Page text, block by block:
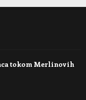
tokom Merlinovih